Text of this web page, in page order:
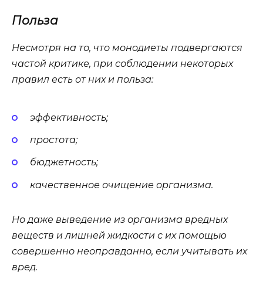
Польза
Несмотря на то, что монодиеты подвергаются
частой критике, при соблюдении некоторых
правил есть от них и польза:
эффективность;
простота;
бюджетность;
качественное очищение организма.
Но даже выведение из организма вредных
веществ и лишней жидкости с их помощью
совершенно неоправданно, если учитывать их
вред.